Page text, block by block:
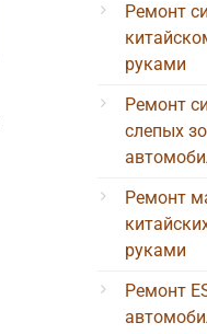
Ремонт
руками
Ремонт
слепых
Ремонт
руками
Ремонт